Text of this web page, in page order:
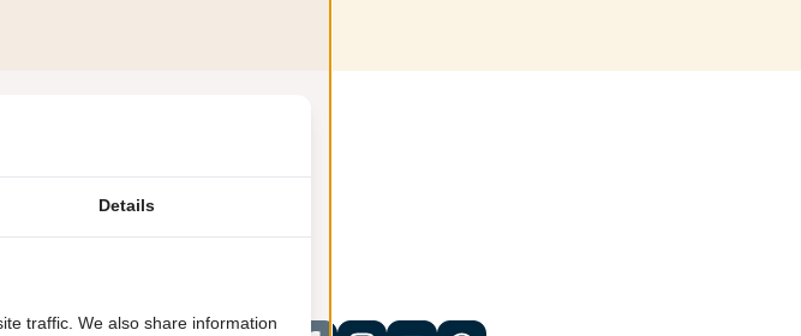
Details
traffic. We also share information